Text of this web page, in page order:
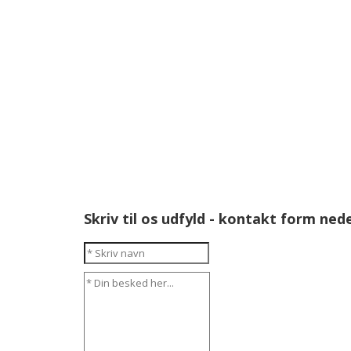
Skriv til os udfyld - kontakt form